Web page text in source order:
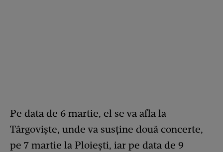
Pe data de 6 martie, el se va afla la
Târgoviște, unde va susține două concerte,
pe 7 martie la Ploiești, iar pe data de 9